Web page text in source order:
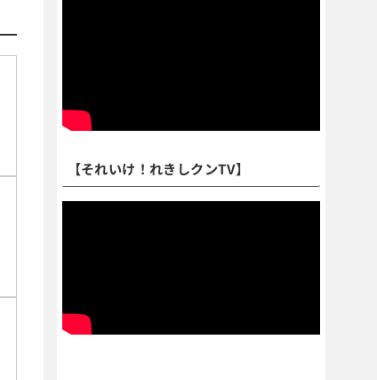
【それいけ！れきしクンTV】